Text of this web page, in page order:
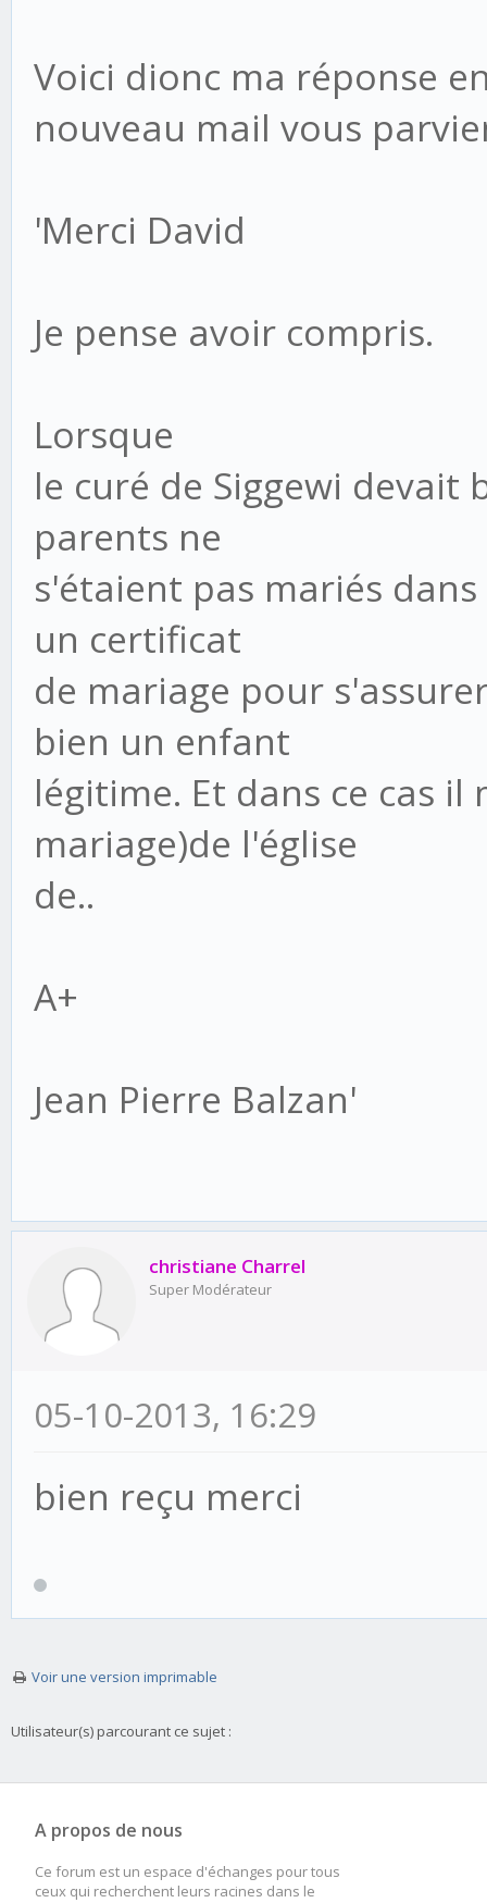
Voici dionc ma réponse
nouveau mail vous
'Merci David
Je pense avoir compris.
Lorsque
le curé de Siggewi
parents ne
s'étaient pas mariés
un certificat
de mariage pour
bien un enfant
légitime. Et dans ce cas
mariage)de l'église
de..
A+
Jean Pierre Balzan'
christiane Charrel
Super Modérateur
05-10-2013, 16:29
bien reçu merci
Voir une version imprimable
Utilisateur(s) parcourant ce sujet :
A propos de nous
Ce forum est un espace d'échanges pour tous
ceux qui recherchent leurs racines dans le